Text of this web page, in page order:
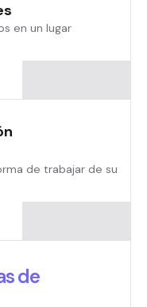
en un lugar
de trabajar de su
de